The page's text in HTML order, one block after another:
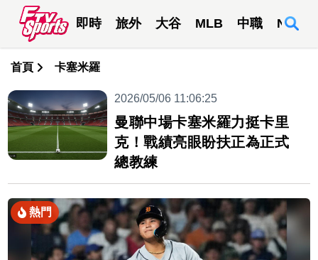
即時 旅外 大谷 MLB 中職 NBA
首頁 卡塞米羅
2026/05/06 11:06:25
曼聯中場卡塞米羅力挺卡里
克！戰績亮眼盼扶正為正式
總教練
熱門